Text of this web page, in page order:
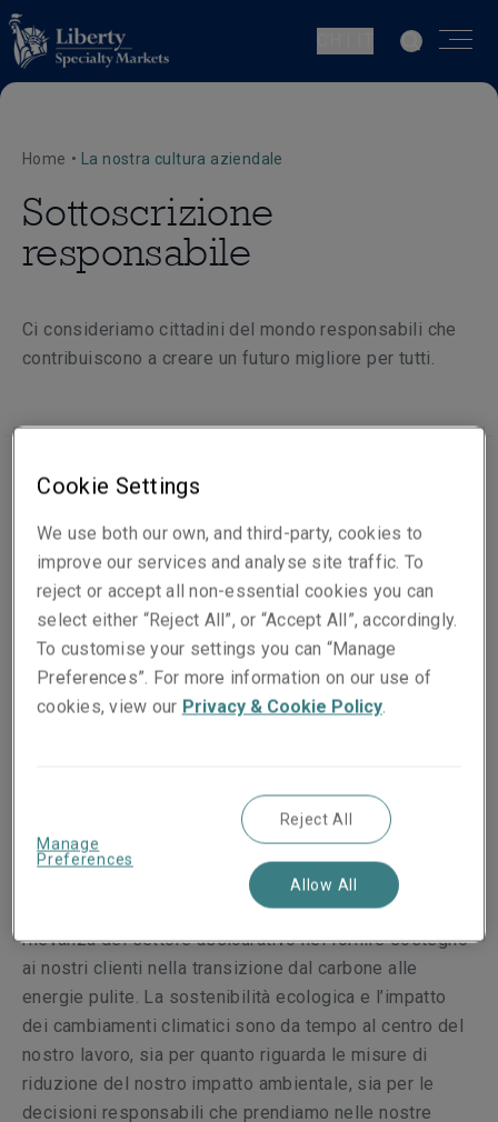
Home • La nostra cultura aziendale
Sottoscrizione
responsabile
Ci consideriamo cittadini del mondo responsabili che
contribuiscono a creare un futuro migliore per tutti.
esservi progresso solo se le persone si sentono al
sicuro. Dato che noi offriamo sicurezza contro gli
imprevisti, garantendola con la massima cura, aiutiamo
le persone ad accogliere positivamente il presente,
perseguendo con fiducia i loro obiettivi. Riconosciamo
l’enorme responsabilità per tutti gli aspetti sociali,
ambientali e di governance che noi condividiamo con
Ci consideriamo un’azienda responsabile che si
concentra sulla sostenibilità ecologica: sosteniamo il
passaggio a un’economia a basse emissioni di CO2 e
investiamo in aziende che stanno facendo progressi
dimostrabili in questo sviluppo. Riconosciamo la
rilevanza del settore assicurativo nel fornire sostegno
ai nostri clienti nella transizione dal carbone alle
energie pulite. La sostenibilità ecologica e l’impatto
dei cambiamenti climatici sono da tempo al centro del
nostro lavoro, sia per quanto riguarda le misure di
riduzione del nostro impatto ambientale, sia per le
decisioni responsabili che prendiamo nelle nostre
Cookie Settings
We use both our own, and third-party, cookies to
improve our services and analyse site traffic. To
reject or accept all non-essential cookies you can
select either “Reject All”, or “Accept All”, accordingly.
To customise your settings you can “Manage
Preferences”. For more information on our use of
cookies, view our Privacy & Cookie Policy.
Manage
Preferences
Reject All
Allow All